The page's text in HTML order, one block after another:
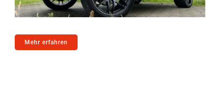
Mehr erfahren